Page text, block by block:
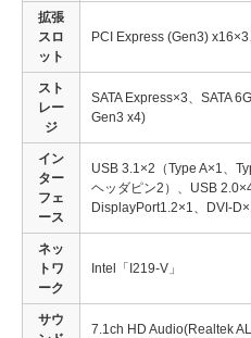
拡張
スロ
ット
PCI Express (Gen3)
スト
レー
ジ
SATA Express×3、SATA
Gen3 x4)
イン
ター
フェ
ース
USB 3.1×2（Type A×1、
ヘッダピン2）、USB
DisplayPort1.2×1、DVI-
ネッ
トワ
ーク
Intel「I219-V」
サウ
7.1ch HD Audio(Realtek